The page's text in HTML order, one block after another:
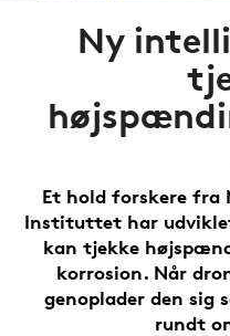
Ny
Et hold forskere fra
Instituttet har
kan tjekke
korrosion. Når
genoplader den sig
rundt